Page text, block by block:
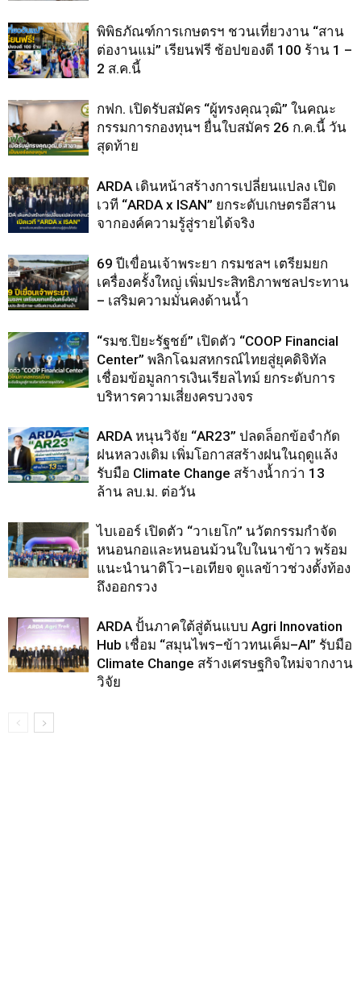
พิพิธภัณฑ์การเกษตรฯ ชวนเที่ยวงาน “สาน
ต่องานแม่” เรียนฟรี ช้อปของดี 100 ร้าน 1 –
2 ส.ค.นี้
กฟก. เปิดรับสมัคร “ผู้ทรงคุณวุฒิ” ในคณะ
กรรมการกองทุนฯ ยื่นใบสมัคร 26 ก.ค.นี้ วัน
สุดท้าย
ARDA เดินหน้าสร้างการเปลี่ยนแปลง เปิด
เวที “ARDA x ISAN” ยกระดับเกษตรอีสาน
จากองค์ความรู้สู่รายได้จริง
69 ปีเขื่อนเจ้าพระยา กรมชลฯ เตรียมยก
เครื่องครั้งใหญ่ เพิ่มประสิทธิภาพชลประทาน
– เสริมความมั่นคงด้านน้ำ
“รมช.ปิยะรัฐชย์” เปิดตัว “COOP Financial
Center” พลิกโฉมสหกรณ์ไทยสู่ยุคดิจิทัล
เชื่อมข้อมูลการเงินเรียลไทม์ ยกระดับการ
บริหารความเสี่ยงครบวงจร
ARDA หนุนวิจัย “AR23” ปลดล็อกข้อจำกัด
ฝนหลวงเดิม เพิ่มโอกาสสร้างฝนในฤดูแล้ง
รับมือ Climate Change สร้างน้ำกว่า 13
ล้าน ลบ.ม. ต่อวัน
ไบเออร์ เปิดตัว “วาเยโก” นวัตกรรมกำจัด
หนอนกอและหนอนม้วนใบในนาข้าว พร้อม
แนะนำนาติโว–เอเทียจ ดูแลข้าวช่วงตั้งท้อง
ถึงออกรวง
ARDA ปั้นภาคใต้สู่ต้นแบบ Agri Innovation
Hub เชื่อม “สมุนไพร–ข้าวทนเค็ม–AI” รับมือ
Climate Change สร้างเศรษฐกิจใหม่จากงาน
วิจัย